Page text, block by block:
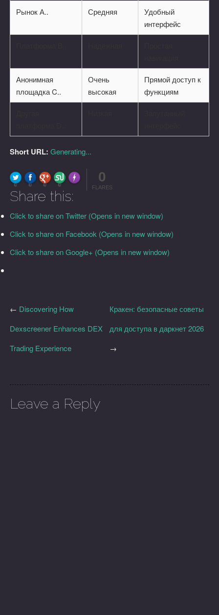
Рынок А.. Средняя
Удобный
интерфейс
Анонимная
площадка C..
Очень
высокая
Прямой доступ к
функциям
Short URL: Generating...
0 0 0 0
Made with FLARE
0
FLARES
Share this:
Click to share on Twitter (Opens in new window)
Click to share on Facebook (Opens in new window)
Click to share on Google+ (Opens in new window)
Кракен: безопасные советы
для доступа в даркнет 2026
→
← Discovering How
Dexscreener Enhances DEX
Trading Experience
Leave a Reply